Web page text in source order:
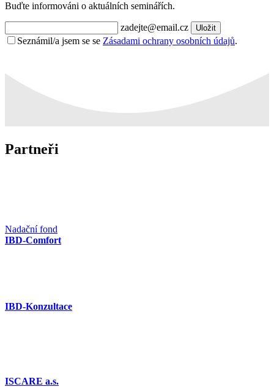
Buďte informováni o aktuálních seminářích.
zadejte@email.cz Uložit
Seznámil/a jsem se se Zásadami ochrany osobních údajů.
Partneři
Nadační fond
IBD-Comfort
IBD-Konzultace
ISCARE a.s.